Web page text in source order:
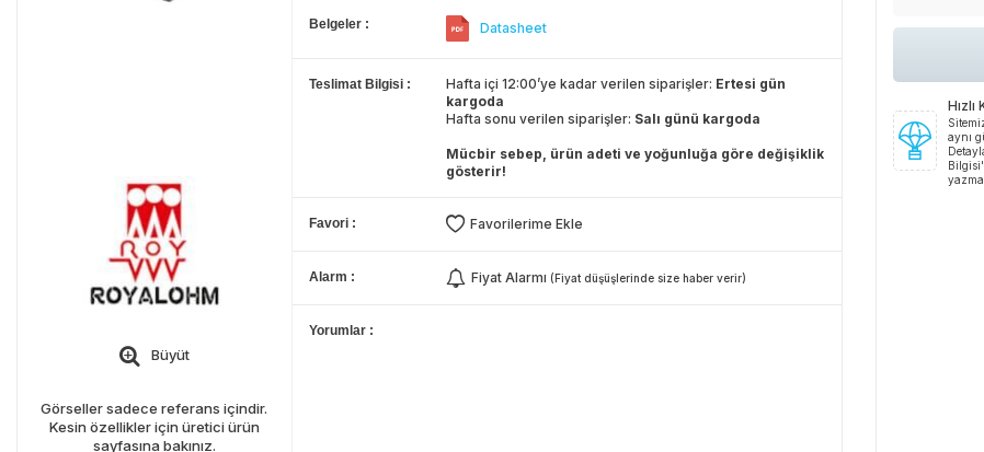
Büyüt
Görseller sadece referans içindir.
Kesin özellikler için üretici ürün
sayfasına bakınız.
Belgeler Datasheet
Teslimat Bilgisi Hafta içi 12:00’ye kadar verilen siparişler: Ertesi gün
kargoda
Hafta sonu verilen siparişler: Salı günü kargoda
Mücbir sebep, ürün adeti ve yoğunluğa göre değişiklik
gösterir!
Favori Favorilerime Ekle
Alarm Fiyat Alarmı (Fiyat düşüşlerinde size haber verir)
Yorumlar
Hızlı
aynı